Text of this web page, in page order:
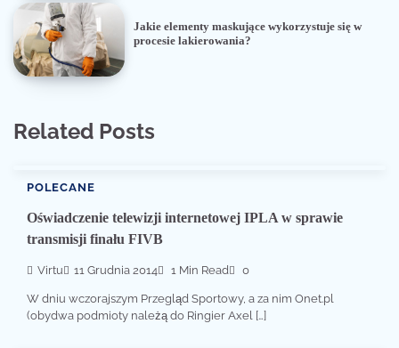
Jakie elementy maskujące wykorzystuje się w
procesie lakierowania?
Related Posts
POLECANE
Oświadczenie telewizji internetowej IPLA w sprawie
transmisji finału FIVB
Virtu 11 Grudnia 2014 1 Min Read 0
W dniu wczorajszym Przegląd Sportowy, a za nim Onet.pl
(obydwa podmioty należą do Ringier Axel […]